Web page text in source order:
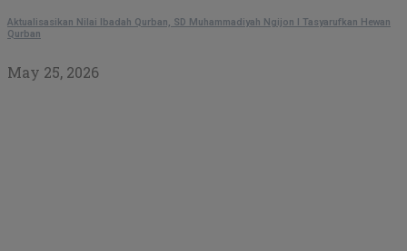
Aktualisasikan Nilai Ibadah Qurban, SD Muhammadiyah Ngijon I Tasyarufkan Hewan
Qurban
May 25, 2026